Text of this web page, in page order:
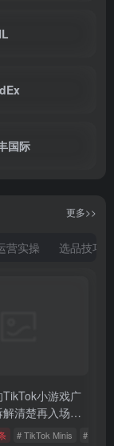
国际
营实操 选品技巧
更多>>
播拍卖
小游戏广
清楚再入场，
# TikTok Minis #